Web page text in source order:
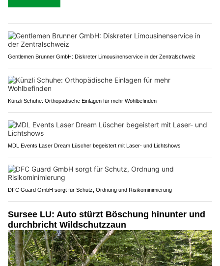
Gentlemen Brunner GmbH: Diskreter Limousinenservice in der Zentralschweiz
Künzli Schuhe: Orthopädische Einlagen für mehr Wohlbefinden
MDL Events Laser Dream Lüscher begeistert mit Laser- und Lichtshows
DFC Guard GmbH sorgt für Schutz, Ordnung und Risikominimierung
Sursee LU: Auto stürzt Böschung hinunter und
durchbricht Wildschutzzaun